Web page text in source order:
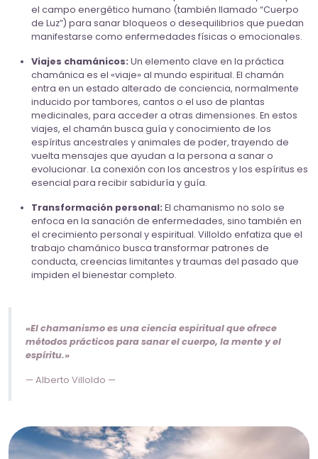
el campo energético humano (también llamado “Cuerpo
de Luz”) para sanar bloqueos o desequilibrios que puedan
manifestarse como enfermedades físicas o emocionales.
Viajes chamánicos: Un elemento clave en la práctica
chamánica es el «viaje» al mundo espiritual. El chamán
entra en un estado alterado de conciencia, normalmente
inducido por tambores, cantos o el uso de plantas
medicinales, para acceder a otras dimensiones. En estos
viajes, el chamán busca guía y conocimiento de los
espíritus ancestrales y animales de poder, trayendo de
vuelta mensajes que ayudan a la persona a sanar o
evolucionar. La conexión con los ancestros y los espíritus es
esencial para recibir sabiduría y guía.
Transformación personal: El chamanismo no solo se
enfoca en la sanación de enfermedades, sino también en
el crecimiento personal y espiritual. Villoldo enfatiza que el
trabajo chamánico busca transformar patrones de
conducta, creencias limitantes y traumas del pasado que
impiden el bienestar completo.
«El chamanismo es una ciencia espiritual que ofrece
métodos prácticos para sanar el cuerpo, la mente y el
espíritu.»
— Alberto Villoldo —